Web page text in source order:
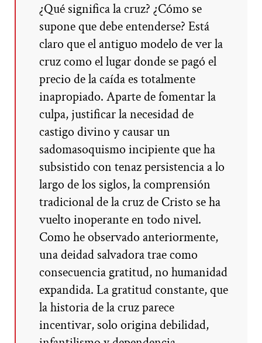
¿Qué significa la cruz? ¿Cómo se
supone que debe entenderse? Está
claro que el antiguo modelo de ver la
cruz como el lugar donde se pagó el
precio de la caída es totalmente
inapropiado. Aparte de fomentar la
culpa, justificar la necesidad de
castigo divino y causar un
sadomasoquismo incipiente que ha
subsistido con tenaz persistencia a lo
largo de los siglos, la comprensión
tradicional de la cruz de Cristo se ha
vuelto inoperante en todo nivel.
Como he observado anteriormente,
una deidad salvadora trae como
consecuencia gratitud, no humanidad
expandida. La gratitud constante, que
la historia de la cruz parece
incentivar, solo origina debilidad,